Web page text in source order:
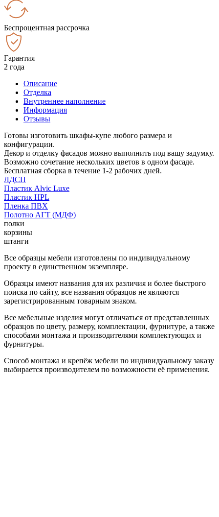
Беспроцентная рассрочка
Гарантия
2 года
Описание
Отделка
Внутреннее наполнение
Информация
Отзывы
Готовы изготовить шкафы-купе любого размера и
конфигурации.
Декор и отделку фасадов можно выполнить под вашу задумку.
Возможно сочетание нескольких цветов в одном фасаде.
Бесплатная сборка в течение 1-2 рабочих дней.
ЛДСП
Пластик Alvic Luxe
Пластик HPL
Пленка ПВХ
Полотно АГТ (МДФ)
полки
корзины
штанги
Все образцы мебели изготовлены по индивидуальному
проекту в единственном экземпляре.
Образцы имеют названия для их различия и более быстрого
поиска по сайту, все названия образцов не являются
зарегистрированным товарным знаком.
Все мебельные изделия могут отличаться от представленных
образцов по цвету, размеру, комплектации, фурнитуре, а также
способами монтажа и производителями комплектующих и
фурнитуры.
Способ монтажа и крепёж мебели по индивидуальному заказу
выбирается производителем по возможности её применения.